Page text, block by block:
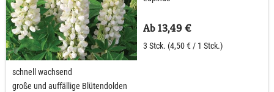
Ab 13,49 €
3 Stck. (4,50 € / 1 Stck.)
schnell wachsend
große und auffällige Blütendolden